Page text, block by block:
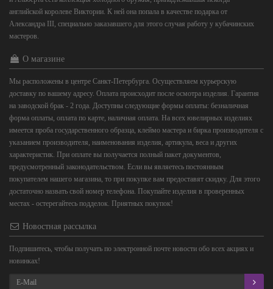
английской королеве Виктории. К ней она попала в качестве подарка от
Александра III, специально заказавшего для этого случая работу у кубачинских
мастеров.
О магазине
Мы расположены в центре Санкт-Петербурга. Осуществляем курьерскую
доставку по вашему адресу. Оплата происходит после осмотра изделия. Гарантия
на заводской брак - 2 года. Доступны следующие формы оплаты: безналичная
форма оплаты, оплата по карте, наличная оплата. На всех ювелирных изделиях
имеется проба государственного образца, клеймо мастера и бирка производителя с
указанием производителя, наименования изделия, артикула, веса и других
характеристик. При оплате вы получается полный пакет документов,
предусмотренный законодательством. Если вы являетесь постоянным
покупателем нашего магазина, то при покупке вам предоставят скидку. Для этого
достаточно назвать свой номер телефона. Покупайте изделия в проверенных
местах - остерегайтесь подделок. Приятных покупок!
Новостная рассылка
Подпишитесь, чтобы получать по электронной почте новости обо всех акциях и
новинках!